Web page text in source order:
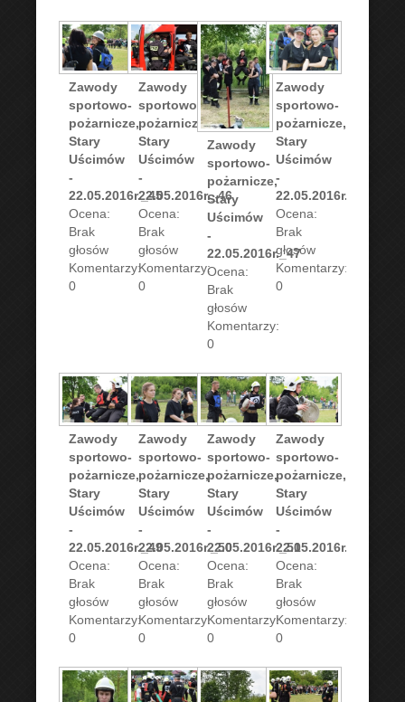
Zawody
sportowo-
pożarnicze,
Stary
Uścimów
-
22.05.2016r._45
Ocena:
Brak
głosów
Komentarzy:
0
Zawody
sportowo-
pożarnicze,
Stary
Uścimów
-
22.05.2016r._46
Ocena:
Brak
głosów
Komentarzy:
0
Zawody
sportowo-
pożarnicze,
Stary
Uścimów
-
22.05.2016r._47
Ocena:
Brak
głosów
Komentarzy:
0
Zawody
sportowo-
pożarnicze,
Stary
Uścimów
-
22.05.2016r._48
Ocena:
Brak
głosów
Komentarzy:
0
Zawody
sportowo-
pożarnicze,
Stary
Uścimów
-
22.05.2016r._49
Ocena:
Brak
głosów
Komentarzy:
0
Zawody
sportowo-
pożarnicze,
Stary
Uścimów
-
22.05.2016r._50
Ocena:
Brak
głosów
Komentarzy:
0
Zawody
sportowo-
pożarnicze,
Stary
Uścimów
-
22.05.2016r._51
Ocena:
Brak
głosów
Komentarzy:
0
Zawody
sportowo-
pożarnicze,
Stary
Uścimów
-
22.05.2016r._52
Ocena:
Brak
głosów
Komentarzy:
0